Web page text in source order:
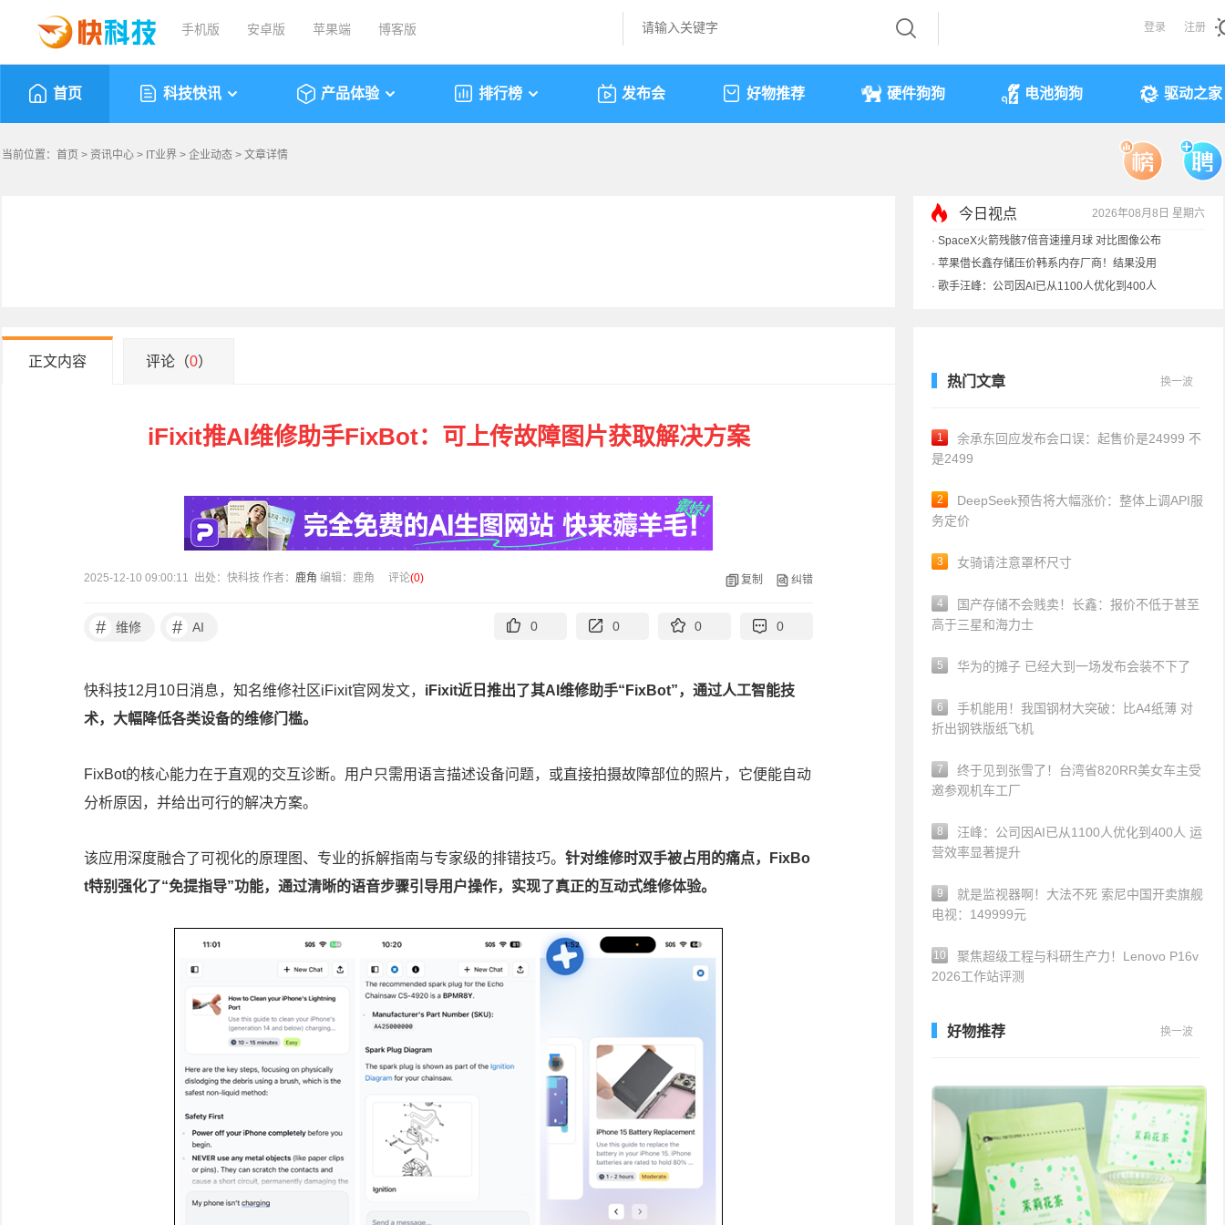
手机版 安卓版 苹果端 博客版 登录 注册
首页 科技快讯 产品体验 排行榜 发布会 好物推荐 硬件狗狗 电池狗狗 驱动之家
当前位置： 首页 > 资讯中心 > IT业界 > 企业动态 > 文章详情
今日视点 2026年08月8日 星期六
· SpaceX火箭残骸7倍音速撞月球 对比图像公布
· 苹果借长鑫存储压价韩系内存厂商！结果没用
· 歌手汪峰：公司因AI已从1100人优化到400人
正文内容 评论（0）
iFixit推AI维修助手FixBot：可上传故障图片获取解决方案
2025-12-10 09:00:11 出处：快科技 作者： 鹿角 编辑：鹿角 评论(0) 复制 纠错
# 维修 # AI 0 0 0 0
快科技12月10日消息，知名维修社区iFixit官网发文， iFixit近日推出了其AI维修助手“FixBot”，通过人工智能技
术，大幅降低各类设备的维修门槛。
FixBot的核心能力在于直观的交互诊断。用户只需用语言描述设备问题，或直接拍摄故障部位的照片，它便能自动
分析原因，并给出可行的解决方案。
该应用深度融合了可视化的原理图、专业的拆解指南与专家级的排错技巧。 针对维修时双手被占用的痛点，FixBo
t特别强化了“免提指导”功能，通过清晰的语音步骤引导用户操作，实现了真正的互动式维修体验。
热门文章 换一波
1
余承东回应发布会口误：起售价是24999 不
是2499
2
DeepSeek预告将大幅涨价：整体上调API服
务定价
3 女骑请注意罩杯尺寸
4
国产存储不会贱卖！长鑫：报价不低于甚至
高于三星和海力士
5 华为的摊子 已经大到一场发布会装不下了
6
手机能用！我国钢材大突破：比A4纸薄 对
折出钢铁版纸飞机
7
终于见到张雪了！台湾省820RR美女车主受
邀参观机车工厂
8
汪峰：公司因AI已从1100人优化到400人 运
营效率显著提升
9
就是监视器啊！大法不死 索尼中国开卖旗舰
电视：149999元
10
聚焦超级工程与科研生产力！Lenovo P16v
2026工作站评测
好物推荐 换一波